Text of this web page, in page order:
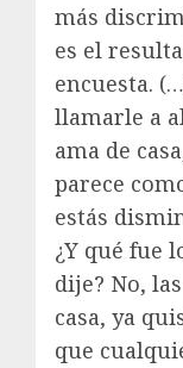
más
es el
encuesta.
llamarle a
ama de
parece
estás
¿Y qué fue
dije? No,
casa, ya
que